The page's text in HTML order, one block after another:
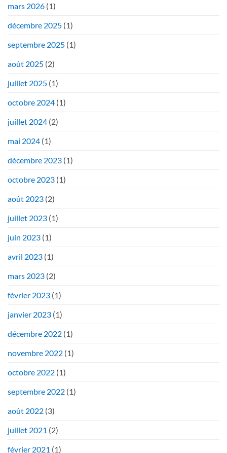
mars 2026 (1)
décembre 2025 (1)
septembre 2025 (1)
août 2025 (2)
juillet 2025 (1)
octobre 2024 (1)
juillet 2024 (2)
mai 2024 (1)
décembre 2023 (1)
octobre 2023 (1)
août 2023 (2)
juillet 2023 (1)
juin 2023 (1)
avril 2023 (1)
mars 2023 (2)
février 2023 (1)
janvier 2023 (1)
décembre 2022 (1)
novembre 2022 (1)
octobre 2022 (1)
septembre 2022 (1)
août 2022 (3)
juillet 2021 (2)
février 2021 (1)